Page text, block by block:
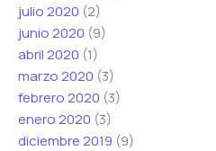
julio 2020 (2)
junio 2020 (9)
abril 2020 (1)
marzo 2020 (3)
febrero 2020 (3)
enero 2020 (3)
diciembre 2019 (9)